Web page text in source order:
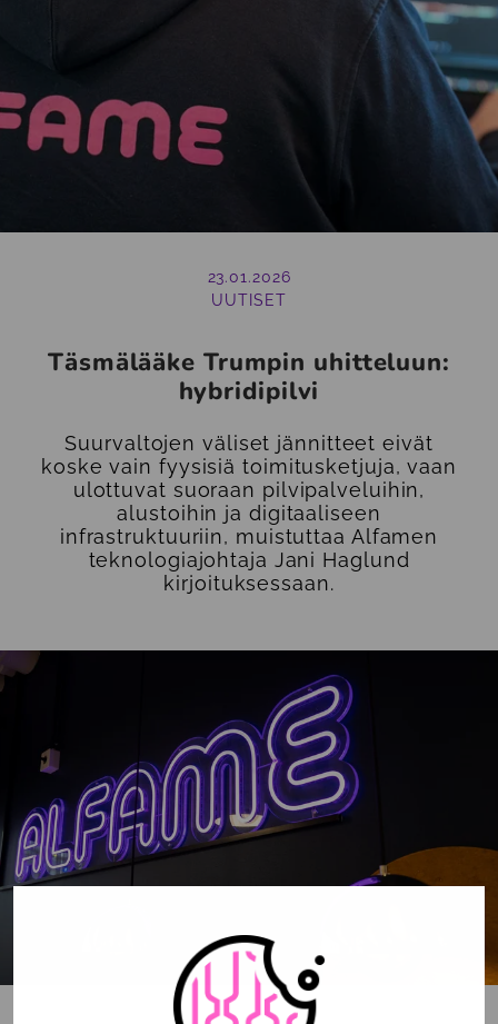
23.01.2026
UUTISET
Täsmälääke Trumpin uhitteluun:
hybridipilvi
Suurvaltojen väliset jännitteet eivät
koske vain fyysisiä toimitusketjuja, vaan
ulottuvat suoraan pilvipalveluihin,
alustoihin ja digitaaliseen
infrastruktuuriin, muistuttaa Alfamen
teknologiajohtaja Jani Haglund
kirjoituksessaan.